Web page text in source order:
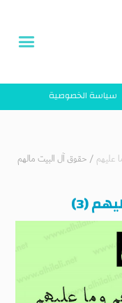
سياسة الخصوصية
عليهم / حقوق آل البيت مالهم
(3)